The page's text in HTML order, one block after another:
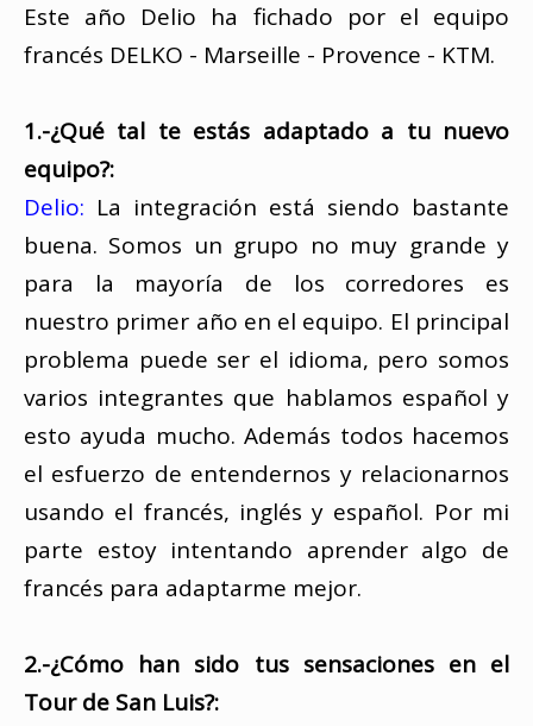
Este año Delio ha fichado por el equipo
francés DELKO - Marseille - Provence - KTM.
1.-¿Qué tal te estás adaptado a tu nuevo
equipo?:
Delio: La integración está siendo bastante
buena. Somos un grupo no muy grande y
para la mayoría de los corredores es
nuestro primer año en el equipo. El principal
problema puede ser el idioma, pero somos
varios integrantes que hablamos español y
esto ayuda mucho. Además todos hacemos
el esfuerzo de entendernos y relacionarnos
usando el francés, inglés y español. Por mi
parte estoy intentando aprender algo de
francés para adaptarme mejor.
2.-¿Cómo han sido tus sensaciones en el
Tour de San Luis?: